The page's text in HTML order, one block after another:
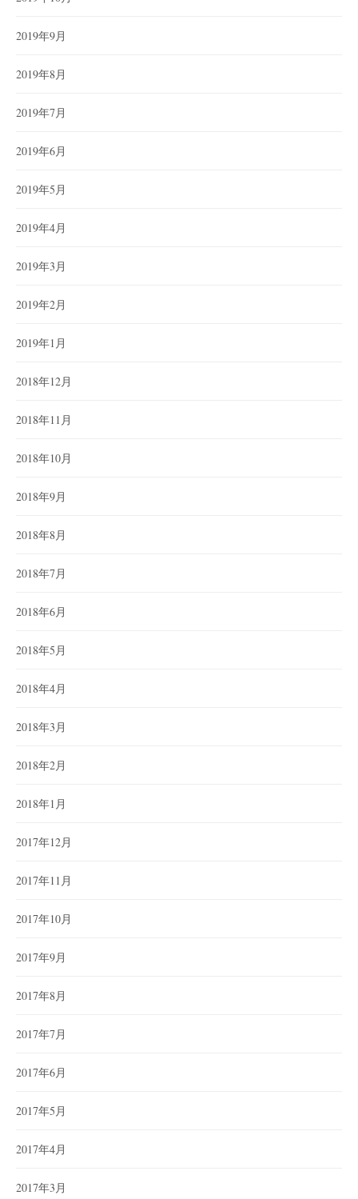
2019年9月
2019年8月
2019年7月
2019年6月
2019年5月
2019年4月
2019年3月
2019年2月
2019年1月
2018年12月
2018年11月
2018年10月
2018年9月
2018年8月
2018年7月
2018年6月
2018年5月
2018年4月
2018年3月
2018年2月
2018年1月
2017年12月
2017年11月
2017年10月
2017年9月
2017年8月
2017年7月
2017年6月
2017年5月
2017年4月
2017年3月